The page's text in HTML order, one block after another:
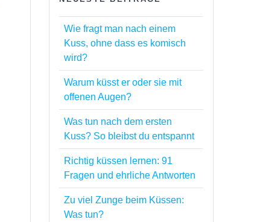
Wie fragt man nach einem
Kuss, ohne dass es komisch
wird?
Warum küsst er oder sie mit
offenen Augen?
Was tun nach dem ersten
Kuss? So bleibst du entspannt
Richtig küssen lernen: 91
Fragen und ehrliche Antworten
Zu viel Zunge beim Küssen:
Was tun?